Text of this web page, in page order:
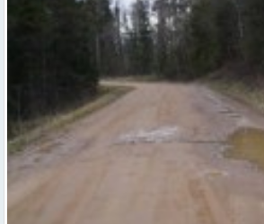
Vairāk nekā 70 grants autoceļu posmos